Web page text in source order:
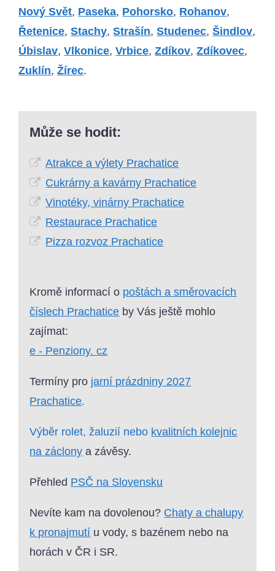
Nový Svět, Paseka, Pohorsko, Rohanov,
Řetenice,Stachy,Strašín,Studenec,Šindlov,
Úbislav,Vlkonice,Vrbice,Zdíkov,Zdíkovec,
Zuklín,Žírec.
Může se hodit:
Atrakce a výlety Prachatice
Cukrárny a kavárny Prachatice
Vinotéky, vinárny Prachatice
Restaurace Prachatice
Pizza rozvoz Prachatice
Kromě informací o poštách a směrovacích
číslech Prachatice by Vás ještě mohlo
zajímat:
e - Penziony. cz
Termíny pro jarní prázdniny 2027
Prachatice.
Výběr rolet, žaluzií nebo kvalitních kolejnic
na záclony a závěsy.
Přehled PSČ na Slovensku
Nevíte kam na dovolenou? Chaty a chalupy
k pronajmutí u vody, s bazénem nebo na
horách v ČR i SR.